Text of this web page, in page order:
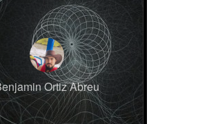
Ortiz Abreu